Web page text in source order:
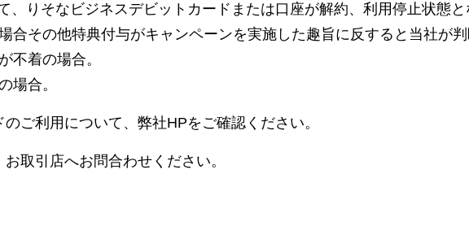
、りそなビジネスデビットカードまたは口座が解約、利用停止状態と
合その他特典付与がキャンペーンを実施した趣旨に反すると当社が判
不着の場合。
場合。
ご利用について、弊社HPをご確認ください。
取引店へお問合わせください。